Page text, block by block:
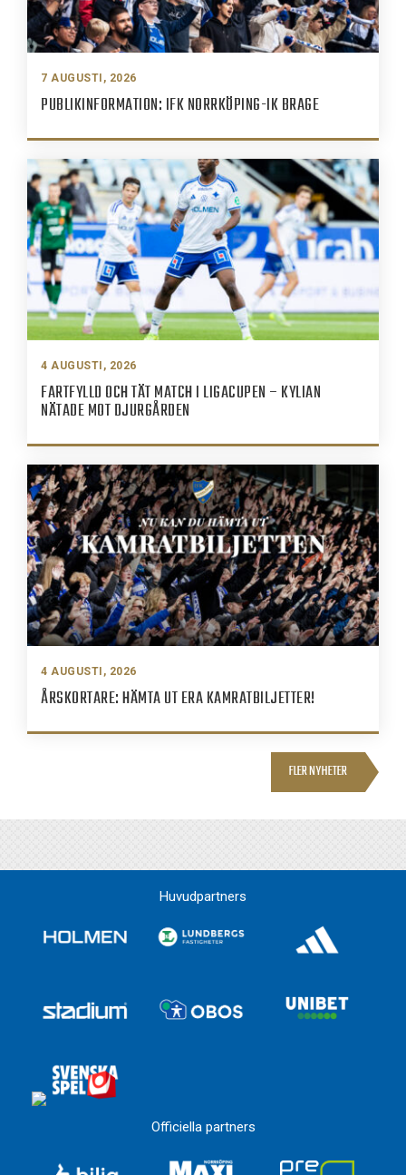
7 AUGUSTI, 2026
PUBLIKINFORMATION: IFK NORRKÖPING-IK BRAGE
4 AUGUSTI, 2026
FARTFYLLD OCH TÄT MATCH I LIGACUPEN – KYLIAN
NÄTADE MOT DJURGÅRDEN
4 AUGUSTI, 2026
ÅRSKORTARE: HÄMTA UT ERA KAMRATBILJETTER!
FLER NYHETER
Huvudpartners
Officiella partners